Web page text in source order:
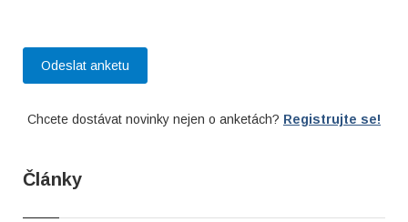
Chcete dostávat novinky nejen o anketách? Registrujte se!
Články